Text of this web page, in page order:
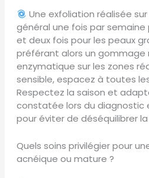
Une exfoliation réalisée
général une fois par semaine
et deux fois pour les peaux
préférant alors un gommage
enzymatique sur les zones
sensible, espacez à toutes
Respectez la saison et
constatée lors du diagnostic
pour éviter de déséquilibrer
Quels soins privilégier pour
acnéique ou mature ?